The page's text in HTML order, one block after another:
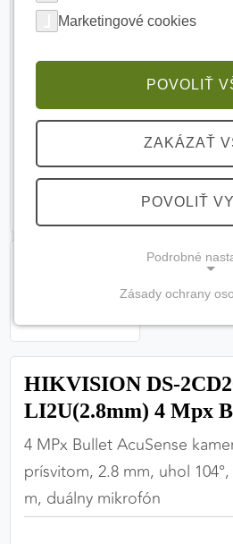
HIKVISION DS-
LI2U(2.8mm) 4 Mpx
4 MPx Bullet AcuSense
prísvitom, 2.8 mm, uhol
m, duálny mikrofón
Marketingové cookies
POVOLIŤ
ZAKÁZAŤ
POVOLIŤ
Podrobné
(vždy aktívne, nemožno
webovej stránky a bez nich
zabezpečiť jej plnú
Zásady ochrany